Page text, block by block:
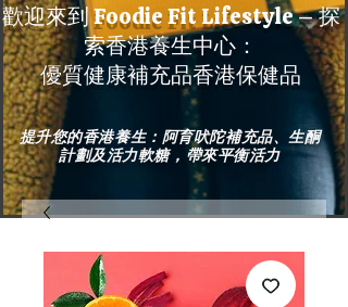
歡迎來到 Foodie Fit Lifestyle – 探
索香港養生中心：
優質健康補充品香港保健品
提升您的香港養生：阿育吠陀補充品、生酮
計劃及活力軟糖，帶來平衡活力